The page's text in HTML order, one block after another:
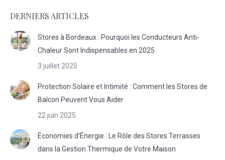
DERNIERS ARTICLES
Stores à Bordeaux : Pourquoi les Conducteurs Anti-
Chaleur Sont Indispensables en 2025
3 juillet 2025
Protection Solaire et Intimité : Comment les Stores de
Balcon Peuvent Vous Aider
22 juin 2025
Économies d’Énergie : Le Rôle des Stores Terrasses
dans la Gestion Thermique de Votre Maison